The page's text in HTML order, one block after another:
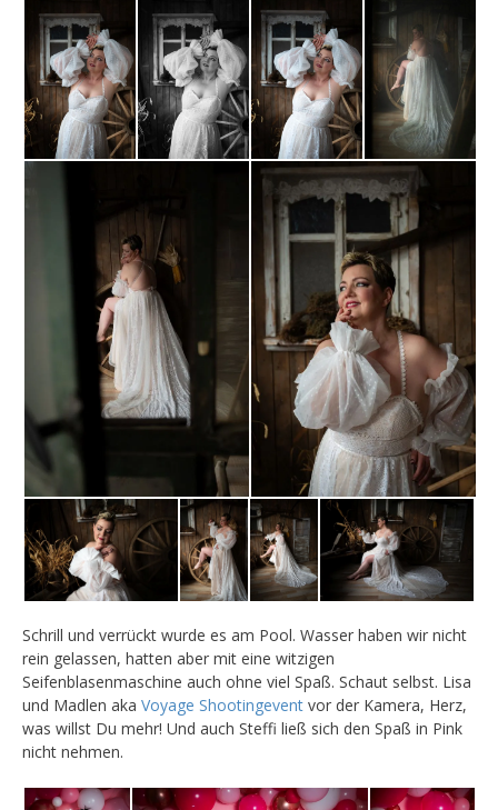
Schrill und verrückt wurde es am Pool. Wasser haben wir nicht
rein gelassen, hatten aber mit eine witzigen
Seifenblasenmaschine auch ohne viel Spaß. Schaut selbst. Lisa
und Madlen aka Voyage Shootingevent vor der Kamera, Herz,
was willst Du mehr! Und auch Steffi ließ sich den Spaß in Pink
nicht nehmen.